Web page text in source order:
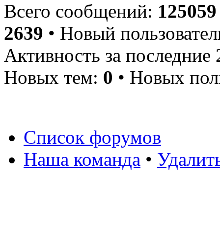
Всего сообщений: 125059
2639 • Новый
Активность за
Новых тем: 0 • Новых
Список форумов
Наша команда •